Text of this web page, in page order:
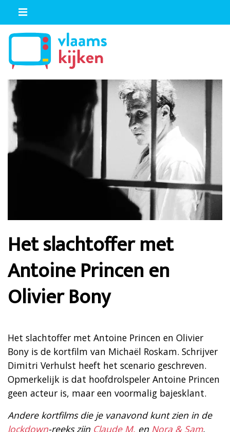
Het slachtoffer met
Antoine Princen en
Olivier Bony
Het slachtoffer met Antoine Princen en Olivier
Bony is de kortfilm van Michaël Roskam. Schrijver
Dimitri Verhulst heeft het scenario geschreven.
Opmerkelijk is dat hoofdrolspeler Antoine Princen
geen acteur is, maar een voormalig bajesklant.
Andere kortfilms die je vanavond kunt zien in de
lockdown-reeks zijn Claude M. en Nora & Sam.